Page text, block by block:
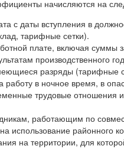
начисляются на
с даты вступления в
тарифные сетки).
плате, включая суммы
производственного
разряды (тарифные
работу в ночное время, в
трудовые отношения
работающим по
использование районного
на территории, для